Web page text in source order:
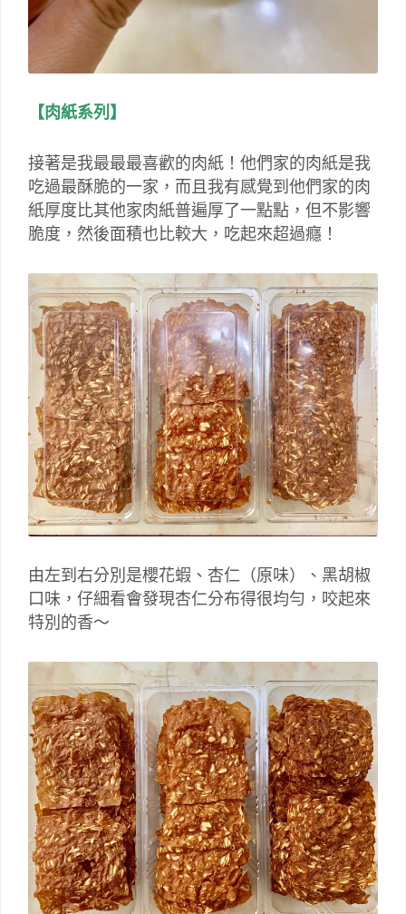
【肉紙系列】
接著是我最最最喜歡的肉紙！他們家的肉紙是我
吃過最酥脆的一家，而且我有感覺到他們家的肉
紙厚度比其他家肉紙普遍厚了一點點，但不影響
脆度，然後面積也比較大，吃起來超過癮！
由左到右分別是櫻花蝦、杏仁（原味）、黑胡椒
口味，仔細看會發現杏仁分布得很均勻，咬起來
特別的香～